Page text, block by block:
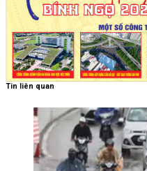
Tin liên quan